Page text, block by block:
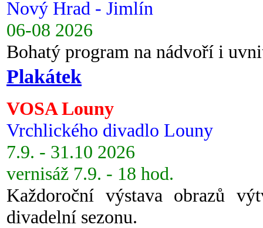
Nový Hrad - Jimlín
06-08 2026
Bohatý program na nádvoří i
Plakátek
VOSA Louny
Vrchlického divadlo Louny
7.9. - 31.10 2026
vernisáž 7.9. - 18 hod.
Každoroční výstava obrazů
divadelní sezonu.